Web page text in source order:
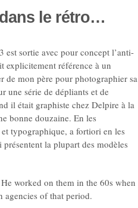
le rétro…
est sortie avec pour concept l’anti-
explicitement référence à un
de mon père pour photographier sa
une série de dépliants et de
il était graphiste chez Delpire à la
bonne douzaine. En les
typographique, a fortiori en les
la plupart des modèles
worked on them in the 60s when
agencies of that period.